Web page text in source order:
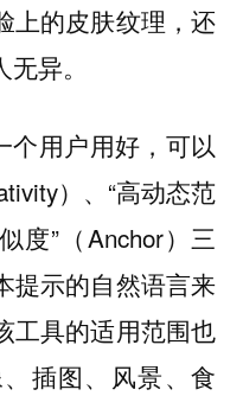
上的皮肤纹理，还
异。
个用户用好，可以
）、“高动态范
度”（Anchor）三
提示的自然语言来
工具的适用范围也
插图、风景、食